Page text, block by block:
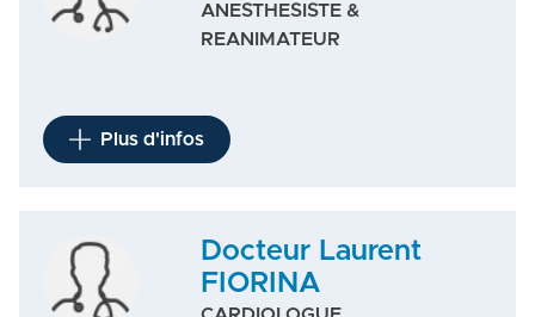
ANESTHESISTE &
REANIMATEUR
Plus d'infos
Docteur Laurent
FIORINA